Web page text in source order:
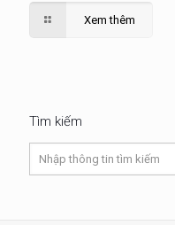
Xem thêm
Tìm kiếm